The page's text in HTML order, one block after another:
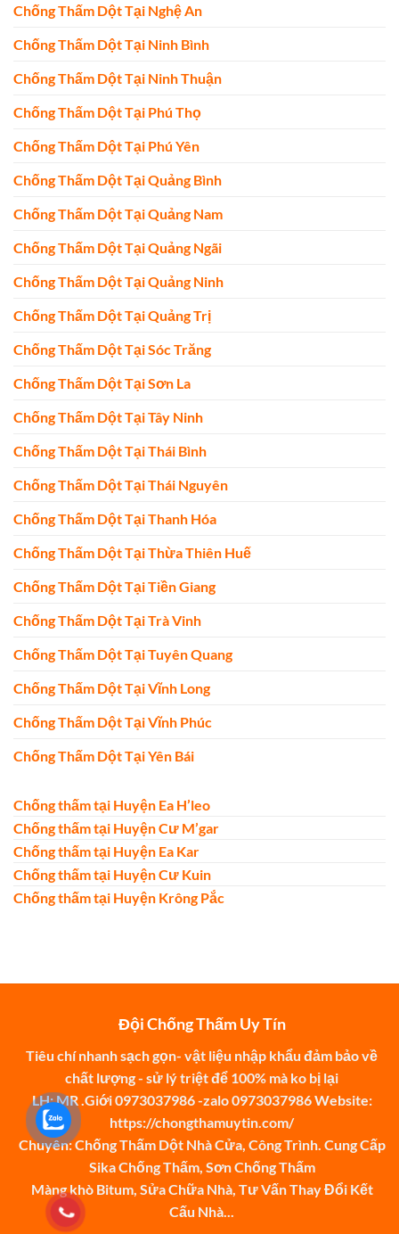
Chống Thấm Dột Tại Nghệ An
Chống Thấm Dột Tại Ninh Bình
Chống Thấm Dột Tại Ninh Thuận
Chống Thấm Dột Tại Phú Thọ
Chống Thấm Dột Tại Phú Yên
Chống Thấm Dột Tại Quảng Bình
Chống Thấm Dột Tại Quảng Nam
Chống Thấm Dột Tại Quảng Ngãi
Chống Thấm Dột Tại Quảng Ninh
Chống Thấm Dột Tại Quảng Trị
Chống Thấm Dột Tại Sóc Trăng
Chống Thấm Dột Tại Sơn La
Chống Thấm Dột Tại Tây Ninh
Chống Thấm Dột Tại Thái Bình
Chống Thấm Dột Tại Thái Nguyên
Chống Thấm Dột Tại Thanh Hóa
Chống Thấm Dột Tại Thừa Thiên Huế
Chống Thấm Dột Tại Tiền Giang
Chống Thấm Dột Tại Trà Vinh
Chống Thấm Dột Tại Tuyên Quang
Chống Thấm Dột Tại Vĩnh Long
Chống Thấm Dột Tại Vĩnh Phúc
Chống Thấm Dột Tại Yên Bái
Chống thấm tại Huyện Ea H’leo
Chống thấm tại Huyện Cư M’gar
Chống thấm tại Huyện Ea Kar
Chống thấm tại Huyện Cư Kuin
Chống thấm tại Huyện Krông Pắc
Đội Chống Thấm Uy Tín
Tiêu chí nhanh sạch gọn- vật liệu nhập khẩu đảm bảo về
chất lượng - sử lý triệt để 100% mà ko bị lại
LH: MR .Giới 0973037986 -zalo 0973037986 Website:
https://chongthamuytin.com/
Chuyên: Chống Thấm Dột Nhà Cửa, Công Trình. Cung Cấp
Sika Chống Thấm, Sơn Chống Thấm
Màng khò Bitum, Sửa Chữa Nhà, Tư Vấn Thay Đổi Kết
Cấu Nhà...